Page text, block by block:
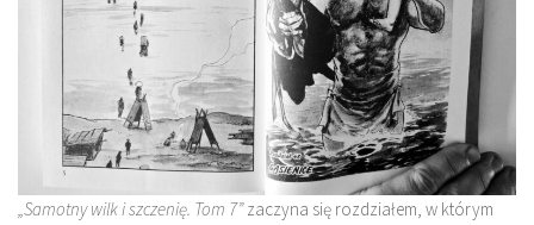
„Samotny wilk i szczenię. Tom 7”zaczyna się rozdziałem, w którym